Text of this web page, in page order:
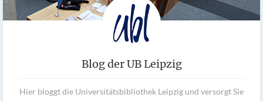
Blog der UB Leipzig
Hier bloggt die Universitätsbibliothek Leipzig und versorgt Sie